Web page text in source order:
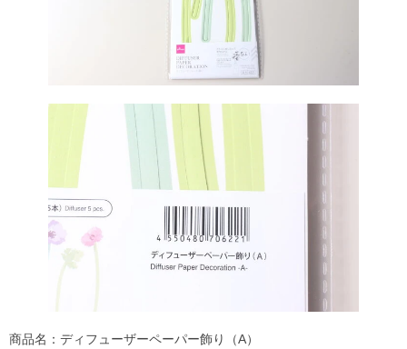
商品名：ディフューザーペーパー飾り（A）